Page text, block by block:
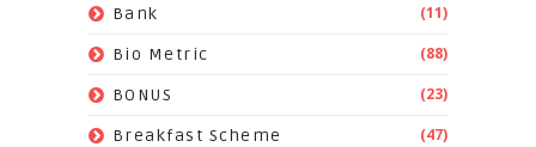
Bank (11)
Bio Metric (88)
BONUS (23)
Breakfast Scheme (47)